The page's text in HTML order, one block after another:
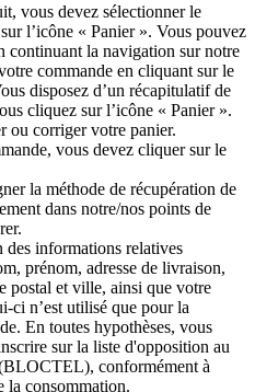
vous devez sélectionner le
l’icône « Panier ». Vous pouvez
continuant la navigation sur notre
commande en cliquant sur le
disposez d’un récapitulatif de
cliquez sur l’icône « Panier ».
ou corriger votre panier.
vous devez cliquer sur le
la méthode de récupération de
dans notre/nos points de
des informations relatives
prénom, adresse de livraison,
postal et ville, ainsi que votre
ci n’est utilisé que pour la
En toutes hypothèses, vous
sur la liste d'opposition au
conformément à
la consommation.